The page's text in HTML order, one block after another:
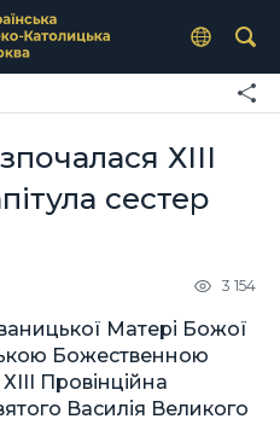
ХІІІ
сестер
3 154
Матері Божої
Божественною
Провінційна
Василія Великого